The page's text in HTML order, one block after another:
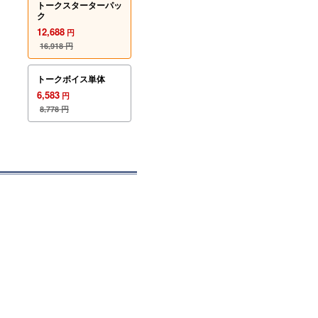
トークスターターパッ
ク
12,688 円
16,918 円
トークボイス単体
6,583 円
8,778 円